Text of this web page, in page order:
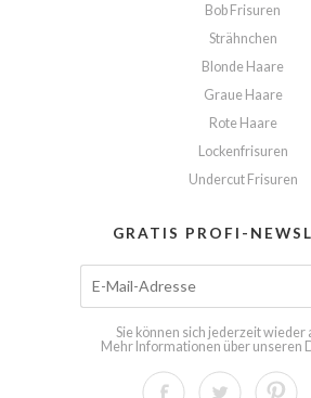
Bob Frisuren
Strähnchen
Blonde Haare
Graue Haare
Rote Haare
Lockenfrisuren
Undercut Frisuren
GRATIS PROFI-
Sie können sich jederzeit wieder
Mehr Informationen über unseren